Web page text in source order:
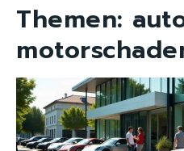
Themen: